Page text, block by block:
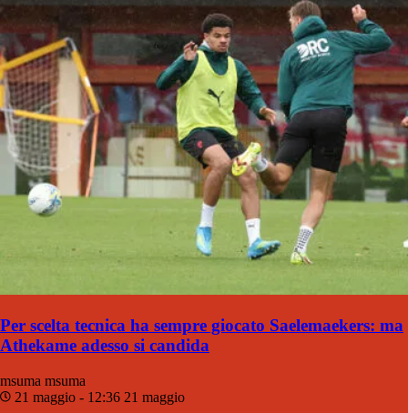
Per scelta tecnica ha sempre giocato Saelemaekers: ma
Athekame adesso si candida
msuma msuma
21 maggio - 12:36 21 maggio